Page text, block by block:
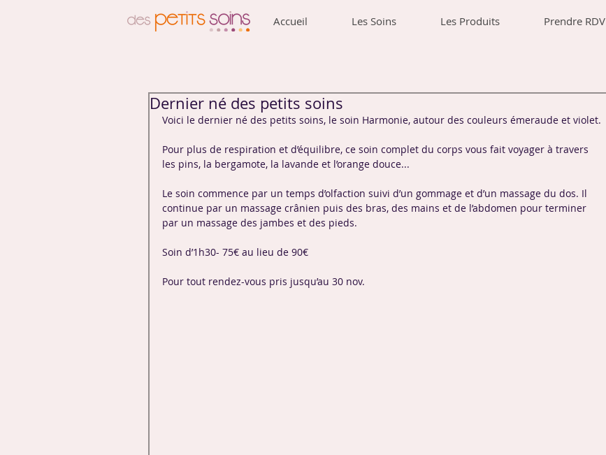
Accueil Les Soins Les Produits Prendre RDV
Dernier né des petits soins
Voici le dernier né des petits soins, le soin Harmonie, autour des couleurs émeraude et violet.
Pour plus de respiration et d’équilibre, ce soin complet du corps vous fait voyager à travers
les pins, la bergamote, la lavande et l’orange douce...
Le soin commence par un temps d’olfaction suivi d’un gommage et d’un massage du dos. Il
continue par un massage crânien puis des bras, des mains et de l’abdomen pour terminer
par un massage des jambes et des pieds.
Soin d’1h30- 75€ au lieu de 90€
Pour tout rendez-vous pris jusqu’au 30 nov.